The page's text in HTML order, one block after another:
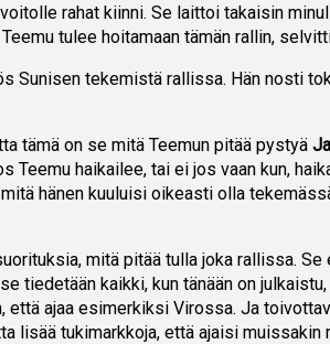
rahat kiinni. Se laittoi takaisin
tulee hoitamaan tämän rallin,
Sunisen tekemistä rallissa. Hän nosti
tämä on se mitä Teemun pitää pystyä
Teemu haikailee, tai ei jos vaan kun,
hänen kuuluisi oikeasti olla
mitä pitää tulla joka rallissa. Se
tiedetään kaikki, kun tänään on
että ajaa esimerkiksi Virossa. Ja
lisää tukimarkkoja, että ajaisi muissakin